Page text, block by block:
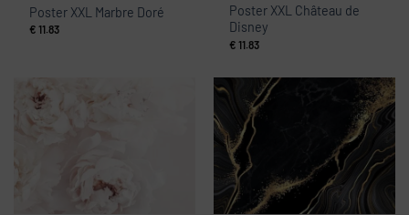
Poster XXL Marbre Doré
€ 11.83
Poster XXL Château de
Disney
€ 11.83